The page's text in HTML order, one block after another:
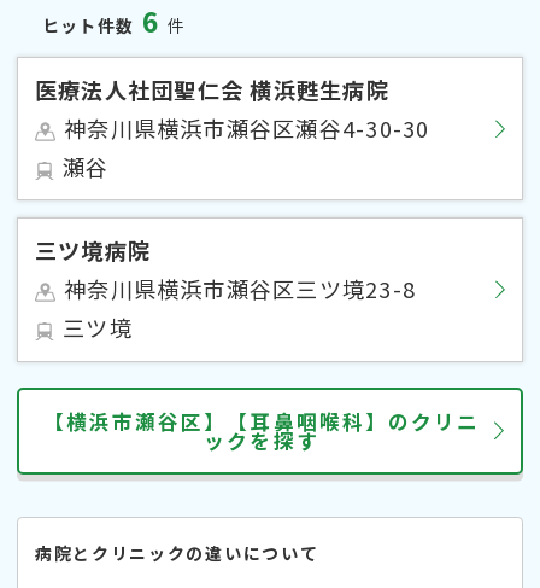
ヒット件数 6 件
医療法人社団聖仁会 横浜甦生病院
神奈川県横浜市瀬谷区瀬谷4-30-30
瀬谷
三ツ境病院
神奈川県横浜市瀬谷区三ツ境23-8
三ツ境
【横浜市瀬谷区】【耳鼻咽喉科】のクリニ
ックを探す
病院とクリニックの違いについて